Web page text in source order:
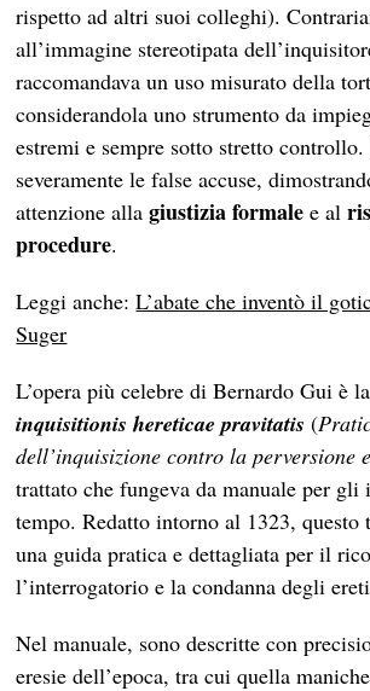
rispetto ad altri suoi colleghi).
all’immagine stereotipata
raccomandava un uso misurato della
considerandola uno strumento da
estremi e sempre sotto stretto
severamente le false accuse,
attenzione allagiustizia formale e al
procedure.
Leggi anche:L’abate che inventò il
Suger
L’opera più celebre di Bernardo Gui è
inquisitionis hereticae pravitatis (
dell’inquisizione contro la perversione
trattato che fungeva da manuale per
tempo. Redatto intorno al 1323, questo
una guida pratica e dettagliata per il
l’interrogatorio e la condanna degli
Nel manuale, sono descritte con
eresie dell’epoca, tra cui quella